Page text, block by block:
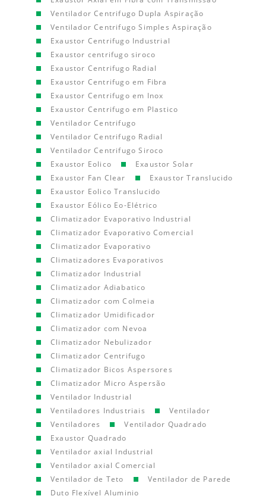
Ventilador Centrifugo Dupla Aspiração
Ventilador Centrifugo Simples Aspiração
Exaustor Centrifugo Industrial
Exaustor centrifugo siroco
Exaustor Centrifugo Radial
Exaustor Centrifugo em Fibra
Exaustor Centrifugo em Inox
Exaustor Centrifugo em Plastico
Ventilador Centrifugo
Ventilador Centrifugo Radial
Ventilador Centrifugo Siroco
Exaustor Eolico
Exaustor Solar
Exaustor Fan Clear
Exaustor Translucido
Exaustor Eolico Translucido
Exaustor Eólico Eo-Elétrico
Climatizador Evaporativo Industrial
Climatizador Evaporativo Comercial
Climatizador Evaporativo
Climatizadores Evaporativos
Climatizador Industrial
Climatizador Adiabatico
Climatizador com Colmeia
Climatizador Umidificador
Climatizador com Nevoa
Climatizador Nebulizador
Climatizador Centrifugo
Climatizador Bicos Aspersores
Climatizador Micro Aspersão
Ventilador Industrial
Ventiladores Industriais
Ventilador
Ventiladores
Ventilador Quadrado
Exaustor Quadrado
Ventilador axial Industrial
Ventilador axial Comercial
Ventilador de Teto
Ventilador de Parede
Duto Flexível Aluminio